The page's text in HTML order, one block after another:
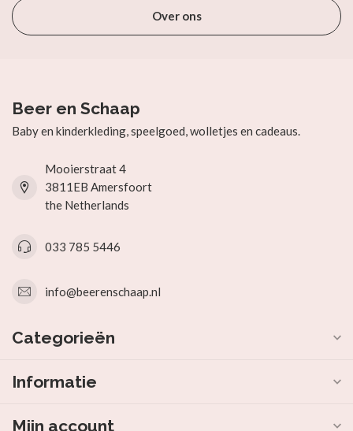
Over ons
Beer en Schaap
Baby en kinderkleding, speelgoed, wolletjes en cadeaus.
Mooierstraat 4
3811EB Amersfoort
the Netherlands
033 785 5446
info@beerenschaap.nl
Categorieën
Informatie
Mijn account